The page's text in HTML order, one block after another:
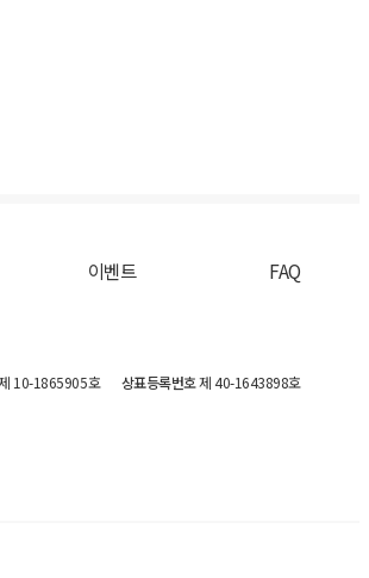
이벤트 FAQ
10-1865905호 상표등록번호제 40-1643898호